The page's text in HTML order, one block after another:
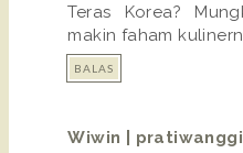
Teras Korea?
makin faham
BALAS
Wiwin |